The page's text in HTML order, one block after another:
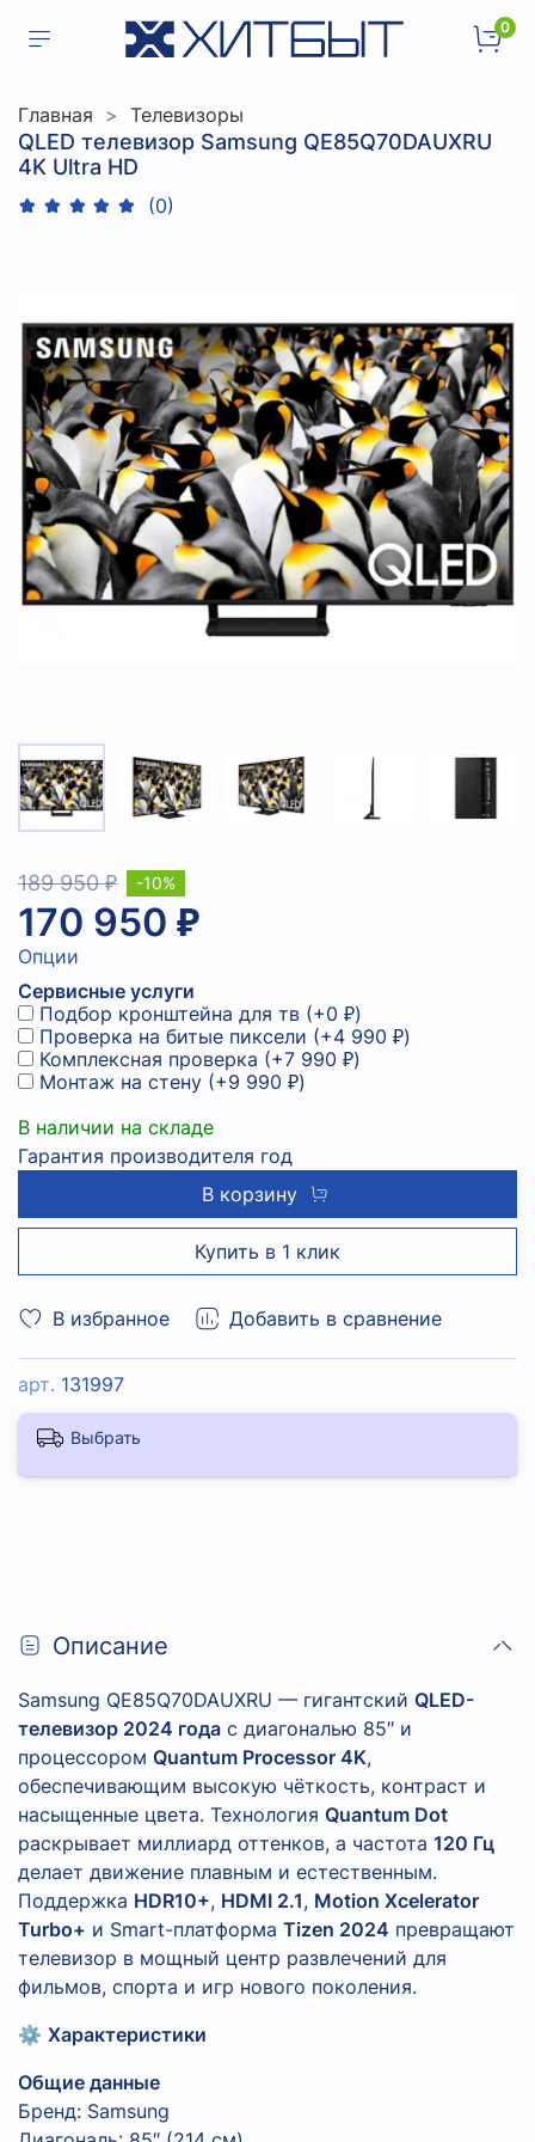
0
Главная Телевизоры
QLED телевизор Samsung QE85Q70DAUXRU
4K Ultra HD
(0)
В избранное Добавить в сравнение
арт. 131997
189 950 ₽
170 950 ₽
-10%
Опции
Сервисные услуги
Подбор кронштейна для тв (+0 ₽)
Проверка на битые пиксели (+4 990 ₽)
Комплексная проверка (+7 990 ₽)
Монтаж на стену (+9 990 ₽)
В наличии на складе
Гарантия производителя год
В корзину
Купить в 1 клик
Выбрать
Описание
Samsung QE85Q70DAUXRU — гигантский QLED-
телевизор 2024 года с диагональю 85″ и
процессором Quantum Processor 4K,
обеспечивающим высокую чёткость, контраст и
насыщенные цвета. Технология Quantum Dot
раскрывает миллиард оттенков, а частота 120 Гц
делает движение плавным и естественным.
Поддержка HDR10+, HDMI 2.1, Motion Xcelerator
Turbo+ и Smart-платформа Tizen 2024 превращают
телевизор в мощный центр развлечений для
фильмов, спорта и игр нового поколения.
⚙️ Характеристики
Общие данные
Бренд: Samsung